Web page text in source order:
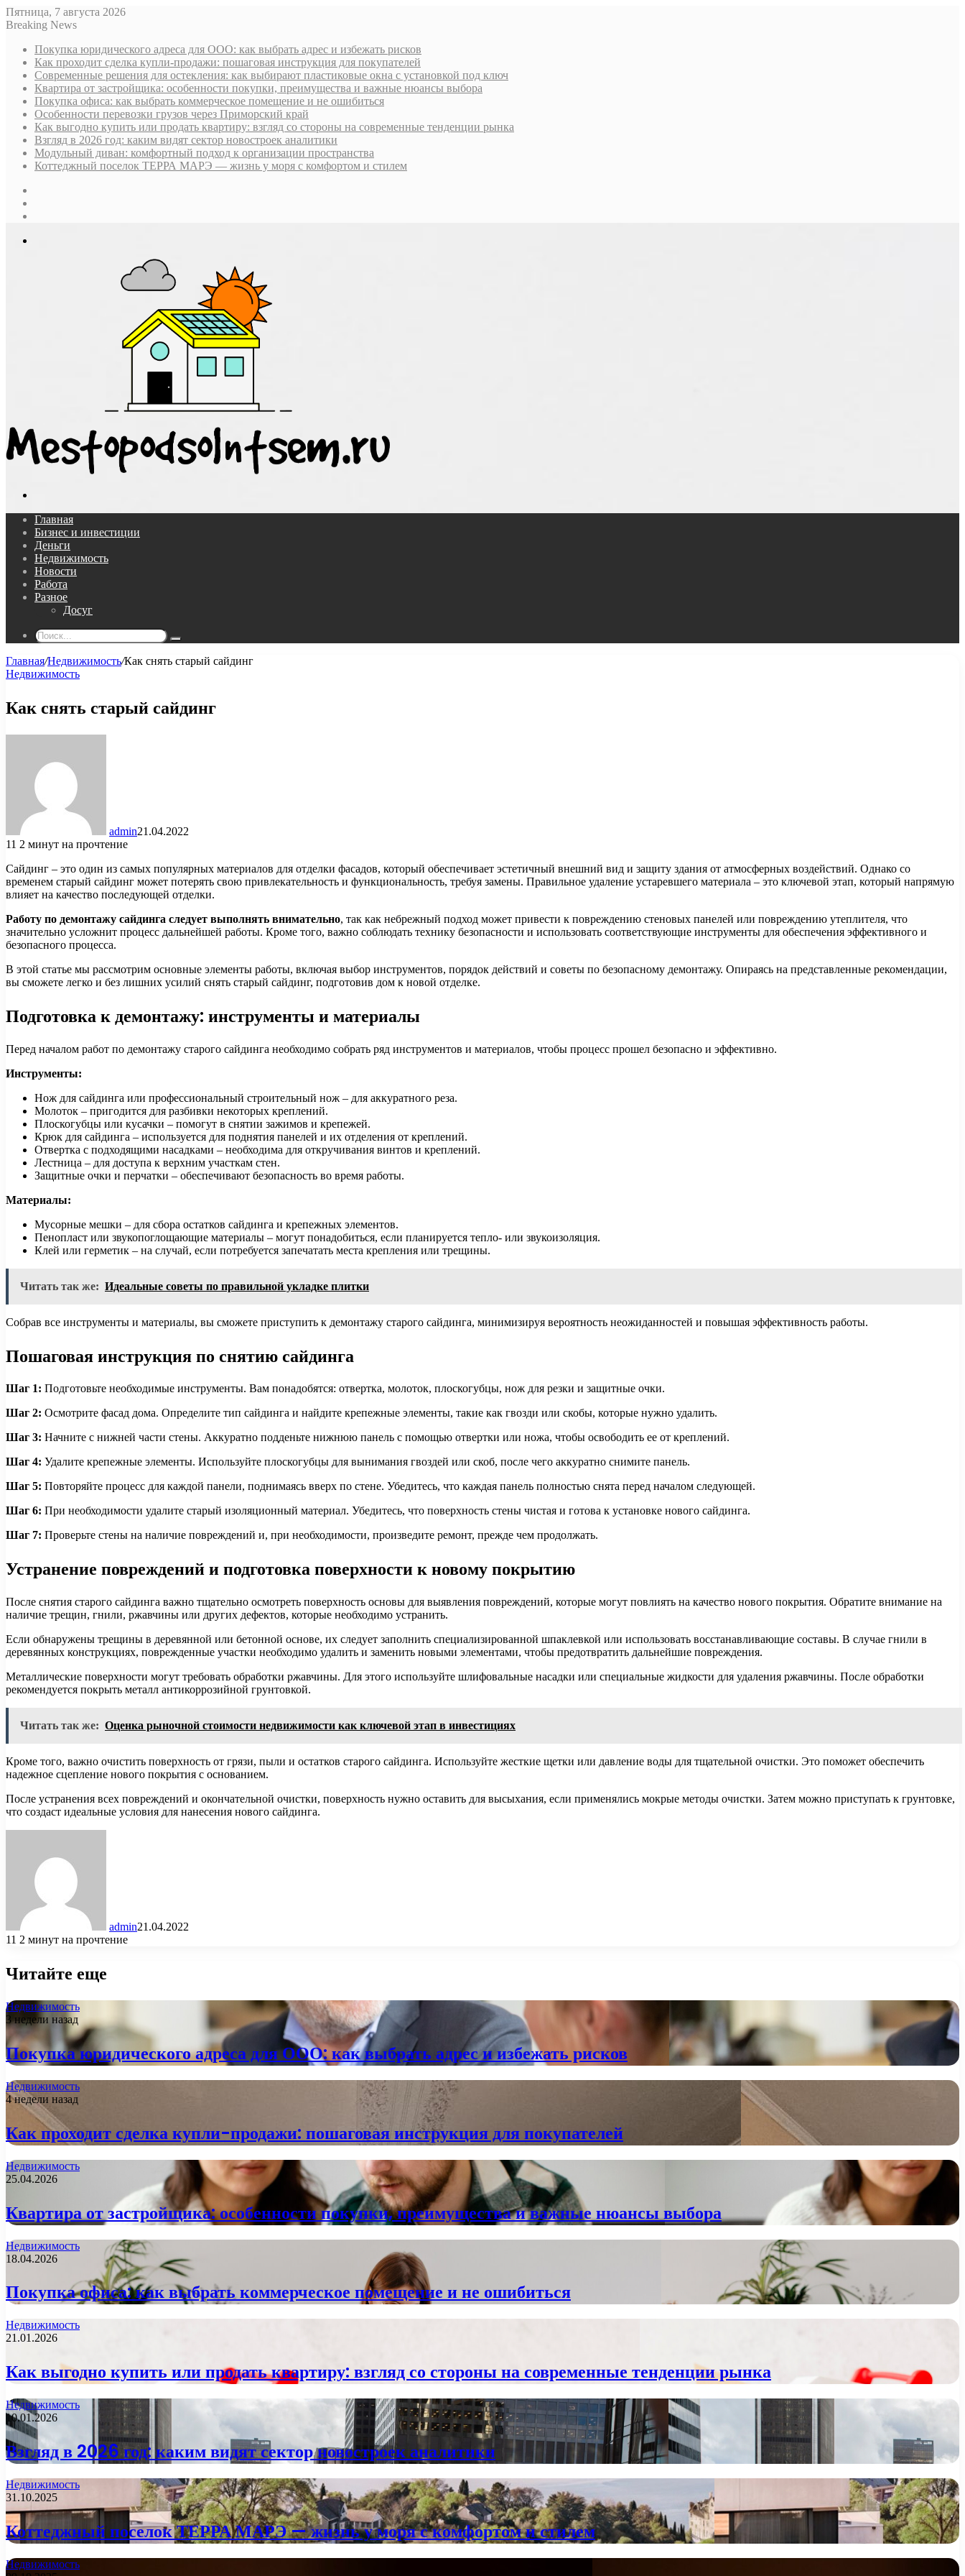
Пятница, 7 августа 2026
Breaking News
Покупка юридического адреса для ООО: как выбрать адрес и избежать рисков
Как проходит сделка купли-продажи: пошаговая инструкция для покупателей
Современные решения для остекления: как выбирают пластиковые окна с установкой под ключ
Квартира от застройщика: особенности покупки, преимущества и важные нюансы выбора
Покупка офиса: как выбрать коммерческое помещение и не ошибиться
Особенности перевозки грузов через Приморский край
Как выгодно купить или продать квартиру: взгляд со стороны на современные тенденции рынка
Взгляд в 2026 год: каким видят сектор новостроек аналитики
Модульный диван: комфортный подход к организации пространства
Коттеджный поселок ТЕРРА МАРЭ — жизнь у моря с комфортом и стилем
Главная
Бизнес и инвестиции
Деньги
Недвижимость
Новости
Работа
Разное
Досуг
Поиск...
Главная/Недвижимость/Как снять старый сайдинг
Недвижимость
Как снять старый сайдинг
admin21.04.2022
11 2 минут на прочтение
Сайдинг – это один из самых популярных материалов для отделки фасадов, который обеспечивает эстетичный внешний вид и защиту здания от атмосферных воздействий. Однако со
временем старый сайдинг может потерять свою привлекательность и функциональность, требуя замены. Правильное удаление устаревшего материала – это ключевой этап, который напрямую
влияет на качество последующей отделки.
Работу по демонтажу сайдинга следует выполнять внимательно, так как небрежный подход может привести к повреждению стеновых панелей или повреждению утеплителя, что
значительно усложнит процесс дальнейшей работы. Кроме того, важно соблюдать технику безопасности и использовать соответствующие инструменты для обеспечения эффективного и
безопасного процесса.
В этой статье мы рассмотрим основные элементы работы, включая выбор инструментов, порядок действий и советы по безопасному демонтажу. Опираясь на представленные рекомендации,
вы сможете легко и без лишних усилий снять старый сайдинг, подготовив дом к новой отделке.
Подготовка к демонтажу: инструменты и материалы
Перед началом работ по демонтажу старого сайдинга необходимо собрать ряд инструментов и материалов, чтобы процесс прошел безопасно и эффективно.
Инструменты:
Нож для сайдинга или профессиональный строительный нож – для аккуратного реза.
Молоток – пригодится для разбивки некоторых креплений.
Плоскогубцы или кусачки – помогут в снятии зажимов и крепежей.
Крюк для сайдинга – используется для поднятия панелей и их отделения от креплений.
Отвертка с подходящими насадками – необходима для откручивания винтов и креплений.
Лестница – для доступа к верхним участкам стен.
Защитные очки и перчатки – обеспечивают безопасность во время работы.
Материалы:
Мусорные мешки – для сбора остатков сайдинга и крепежных элементов.
Пенопласт или звукопоглощающие материалы – могут понадобиться, если планируется тепло- или звукоизоляция.
Клей или герметик – на случай, если потребуется запечатать места крепления или трещины.
Читать так же: Идеальные советы по правильной укладке плитки
Собрав все инструменты и материалы, вы сможете приступить к демонтажу старого сайдинга, минимизируя вероятность неожиданностей и повышая эффективность работы.
Пошаговая инструкция по снятию сайдинга
Шаг 1: Подготовьте необходимые инструменты. Вам понадобятся: отвертка, молоток, плоскогубцы, нож для резки и защитные очки.
Шаг 2: Осмотрите фасад дома. Определите тип сайдинга и найдите крепежные элементы, такие как гвозди или скобы, которые нужно удалить.
Шаг 3: Начните с нижней части стены. Аккуратно подденьте нижнюю панель с помощью отвертки или ножа, чтобы освободить ее от креплений.
Шаг 4: Удалите крепежные элементы. Используйте плоскогубцы для вынимания гвоздей или скоб, после чего аккуратно снимите панель.
Шаг 5: Повторяйте процесс для каждой панели, поднимаясь вверх по стене. Убедитесь, что каждая панель полностью снята перед началом следующей.
Шаг 6: При необходимости удалите старый изоляционный материал. Убедитесь, что поверхность стены чистая и готова к установке нового сайдинга.
Шаг 7: Проверьте стены на наличие повреждений и, при необходимости, произведите ремонт, прежде чем продолжать.
Устранение повреждений и подготовка поверхности к новому покрытию
После снятия старого сайдинга важно тщательно осмотреть поверхность основы для выявления повреждений, которые могут повлиять на качество нового покрытия. Обратите внимание на
наличие трещин, гнили, ржавчины или других дефектов, которые необходимо устранить.
Если обнаружены трещины в деревянной или бетонной основе, их следует заполнить специализированной шпаклевкой или использовать восстанавливающие составы. В случае гнили в
деревянных конструкциях, поврежденные участки необходимо удалить и заменить новыми элементами, чтобы предотвратить дальнейшие повреждения.
Металлические поверхности могут требовать обработки ржавчины. Для этого используйте шлифовальные насадки или специальные жидкости для удаления ржавчины. После обработки
рекомендуется покрыть металл антикоррозийной грунтовкой.
Читать так же: Оценка рыночной стоимости недвижимости как ключевой этап в инвестициях
Кроме того, важно очистить поверхность от грязи, пыли и остатков старого сайдинга. Используйте жесткие щетки или давление воды для тщательной очистки. Это поможет обеспечить
надежное сцепление нового покрытия с основанием.
После устранения всех повреждений и окончательной очистки, поверхность нужно оставить для высыхания, если применялись мокрые методы очистки. Затем можно приступать к грунтовке,
что создаст идеальные условия для нанесения нового сайдинга.
admin21.04.2022
11 2 минут на прочтение
Читайте еще
Недвижимость
3 недели назад
Покупка юридического адреса для ООО: как выбрать адрес и избежать рисков
Недвижимость
4 недели назад
Как проходит сделка купли-продажи: пошаговая инструкция для покупателей
Недвижимость
25.04.2026
Квартира от застройщика: особенности покупки, преимущества и важные нюансы выбора
Недвижимость
18.04.2026
Покупка офиса: как выбрать коммерческое помещение и не ошибиться
Недвижимость
21.01.2026
Как выгодно купить или продать квартиру: взгляд со стороны на современные тенденции рынка
Недвижимость
10.01.2026
Взгляд в 2026 год: каким видят сектор новостроек аналитики
Недвижимость
31.10.2025
Коттеджный поселок ТЕРРА МАРЭ — жизнь у моря с комфортом и стилем
Недвижимость